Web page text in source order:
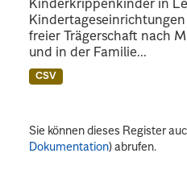
Kinderkrippenkinder in
freier Trägerschaft nach
und in der Familie...
CSV
Sie können dieses Register
Dokumentation) abrufen.